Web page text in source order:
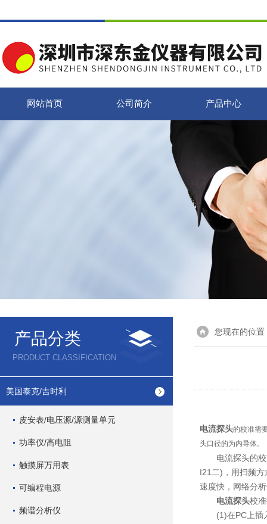
网站首页 公司简介 产品中心
产品分类
PRODUCT CLASSIFICATION
美国泰克/吉时利
皮安表/电压源/源测量单元
功率仪/高电阻
触摸屏万用表
可编程电源
频谱分析仪
您现在的位置
电流探头的校准需
头口径的为内导体。
电流探头的校
I21二)，用扫频
速度快，网络分
电流探头校
(1)在PC上插入